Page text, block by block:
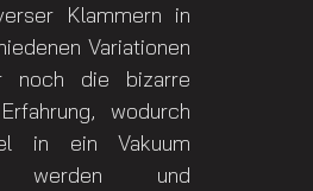
Klammern in
Variationen
noch die bizarre
wodurch
in ein Vakuum
werden und